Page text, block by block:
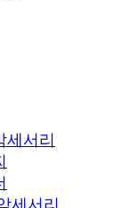
세서리
세서리